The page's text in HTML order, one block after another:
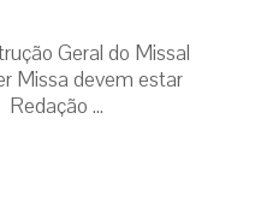
Geral do Missal
Missa devem estar
...